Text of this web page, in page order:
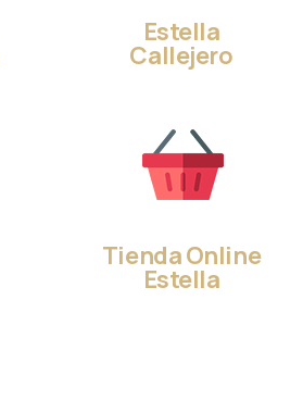
Estella
Callejero
Tienda Online
Estella